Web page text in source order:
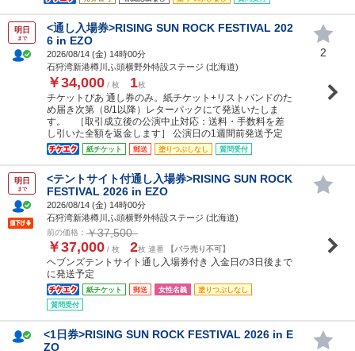
明日
まで
<通し入場券>RISING SUN ROCK FESTIVAL 202
6 in EZO
2026/08/14 (金) 14時00分
石狩湾新港樽川ふ頭横野外特設ステージ (北海道)
￥34,000 / 枚 1枚
チケットぴあ 通し券のみ。紙チケット+リストバンドのた
め届き次第（8/1以降）レターパックにて発送いたしま
す。 ［取引成立後の公演中止対応：送料・手数料を差
し引いた全額を返金します］ 公演日の1週間前発送予定
紙チケット 郵送 塗りつぶしなし 質問受付
2
明日
まで
<テントサイト付通し入場券>RISING SUN ROCK
FESTIVAL 2026 in EZO
2026/08/14 (金) 14時00分
石狩湾新港樽川ふ頭横野外特設ステージ (北海道)
前の価格： ￥37,500
￥37,000 / 枚 2枚 連番 【バラ売り不可】
ヘブンズテントサイト通し入場券付き 入金日の3日後まで
に発送予定
紙チケット 郵送 女性名義
塗りつぶしなし
質問受付
<1日券>RISING SUN ROCK FESTIVAL 2026 in E
ZO